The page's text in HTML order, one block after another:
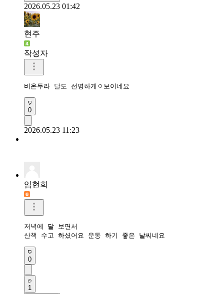
2026.05.23 01:42
현주
작성자
비온두라 달도 선명하게ㅇ보이네요
0
2026.05.23 11:23
임현희
저녁에 달 보면서
산책 수고 하셨어요 운동 하기 좋은 날씨네요
0
1